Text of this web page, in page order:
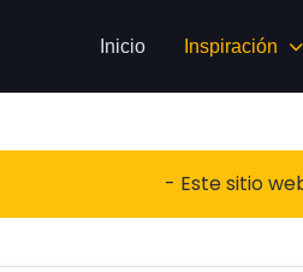
Inicio Inspiración
- Este sitio